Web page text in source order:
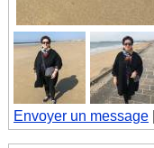
Envoyer un message